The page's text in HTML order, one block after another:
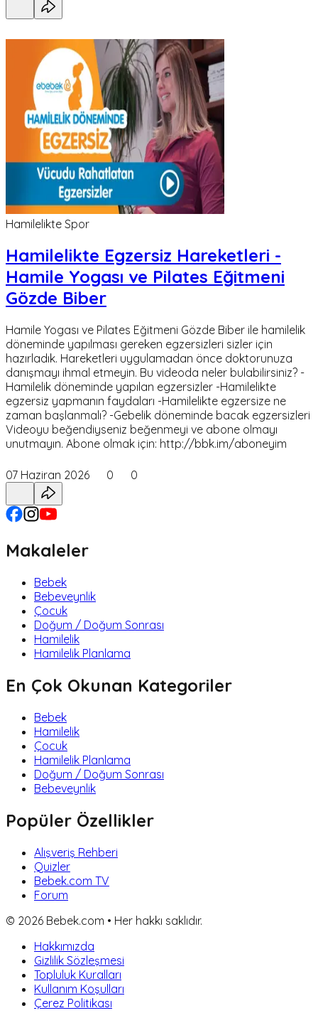
Hamilelikte Spor
Hamilelikte Egzersiz Hareketleri -
Hamile Yogası ve Pilates Eğitmeni
Gözde Biber
Hamile Yogası ve Pilates Eğitmeni Gözde Biber ile hamilelik
döneminde yapılması gereken egzersizleri sizler için
hazırladık. Hareketleri uygulamadan önce doktorunuza
danışmayı ihmal etmeyin. Bu videoda neler bulabilirsiniz? -
Hamilelik döneminde yapılan egzersizler -Hamilelikte
egzersiz yapmanın faydaları -Hamilelikte egzersize ne
zaman başlanmalı? -Gebelik döneminde bacak egzersizleri
Videoyu beğendiyseniz beğenmeyi ve abone olmayı
unutmayın. Abone olmak için: http://bbk.im/aboneyim
07 Haziran 2026 0 0
Makaleler
Bebek
Bebeveynlik
Çocuk
Doğum / Doğum Sonrası
Hamilelik
Hamilelik Planlama
En Çok Okunan Kategoriler
Bebek
Hamilelik
Çocuk
Hamilelik Planlama
Doğum / Doğum Sonrası
Bebeveynlik
Popüler Özellikler
Alışveriş Rehberi
Quizler
Bebek.com TV
Forum
© 2026 Bebek.com • Her hakkı saklıdır.
Hakkımızda
Gizlilik Sözleşmesi
Topluluk Kuralları
Kullanım Koşulları
Çerez Politikası